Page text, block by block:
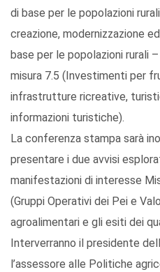
di base per le popolazioni
creazione, modernizzazione
base per le popolazioni rurali
misura 7.5 (Investimenti per
infrastrutture ricreative,
informazioni turistiche).
La conferenza stampa sarà
presentare i due avvisi
manifestazioni di interesse
(Gruppi Operativi dei Pei e
agroalimentari e gli esiti dei
Interverranno il presidente
l’assessore alle Politiche